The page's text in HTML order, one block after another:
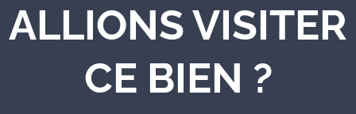
ALLIONS VISITER
CE BIEN ?